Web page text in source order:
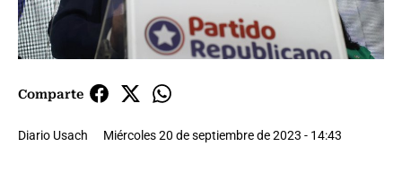
Comparte
Diario Usach Miércoles 20 de septiembre de 2023 - 14:43